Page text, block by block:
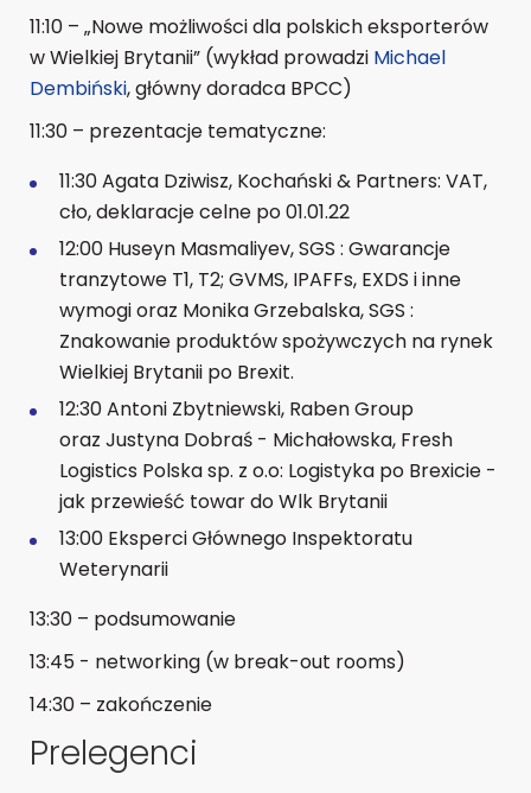
11:10 – „Nowe możliwości dla polskich eksporterów
w Wielkiej Brytanii” (wykład prowadzi Michael
Dembiński, główny doradca BPCC)
11:30 – prezentacje tematyczne:
11:30Agata Dziwisz, Kochański & Partners: VAT,
cło, deklaracje celne po 01.01.22
12:00 Huseyn Masmaliyev, SGS : Gwarancje
tranzytowe T1, T2; GVMS, IPAFFs, EXDS i inne
wymogi oraz Monika Grzebalska, SGS :
Znakowanie produktów spożywczych na rynek
Wielkiej Brytanii po Brexit.
12:30Antoni Zbytniewski, Raben Group
oraz Justyna Dobraś - Michałowska, Fresh
Logistics Polska sp. z o.o: Logistyka po Brexicie -
jak przewieść towar do Wlk Brytanii
13:00 EksperciGłównego Inspektoratu
Weterynarii
13:30 – podsumowanie
13:45 - networking (w break-out rooms)
14:30 – zakończenie
Prelegenci